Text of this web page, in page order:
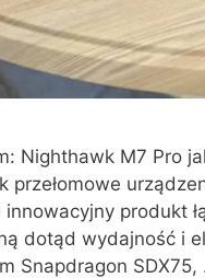
Nighthawk M7 Pro
przełomowe
produkt
dotąd wydajność i
Snapdragon SDX75,